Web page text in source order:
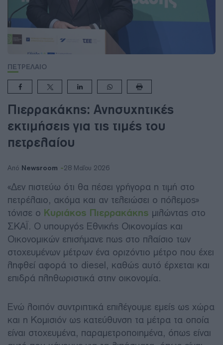
ΠΕΤΡΕΛΑΙΟ
Πιερρακάκης: Ανησυχητικές
εκτιμήσεις για τις τιμές του
πετρελαίου
Από Newsroom 28 Μαΐου 2026
«Δεν πιστεύω ότι θα πέσει γρήγορα η τιμή στο
πετρέλαιο, ακόμα και αν τελειώσει ο πόλεμος»
τόνισε ο Κυριάκος Πιερρακάκης μιλώντας στο
ΣΚΑΪ. Ο υπουργός Εθνικής Οικονομίας και
Οικονομικών επισήμανε πως στο πλαίσιο των
στοχευμένων μέτρων ένα οριζόντιο μέτρο που έχει
ληφθεί αφορά το diesel, καθώς αυτό έρχεται και
επιδρά πληθωριστικά στην οικονομία.
Ενώ λοιπόν συντριπτικά επιλέγουμε εμείς ως χώρα
και η Κομισιόν ως κατεύθυνση τα μέτρα τα οποία
είναι στοχευμένα, παραμετροποιημένα, όπως είναι